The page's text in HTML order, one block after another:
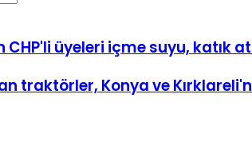
CHP'li üyeleri içme suyu, katık
traktörler, Konya ve